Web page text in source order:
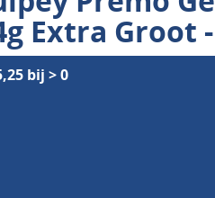
Extra Groot
bij > 0